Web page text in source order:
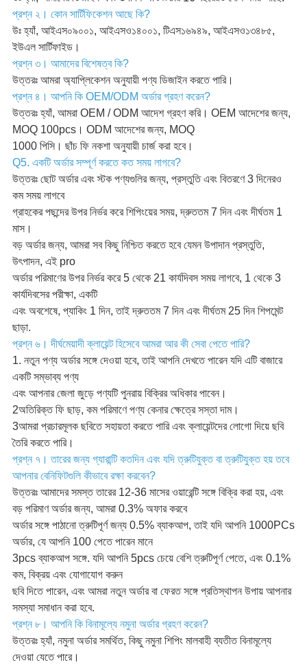
প্রশ্ন ২। কোন সার্টিফিকেশন আছে কি?
উঃ হ্যাঁ, আইএস০৯০০১, আইএসও১৪০০১, টিএস১৬৯৪৯, আইএসও১৩৪৮৫,
ইউএল সার্টিফাইড।
প্রশ্ন ৩। আমাদের বিশেষত্ব কি?
উত্তরঃ আমরা অ্যাপ্লিকেশন অনুযায়ী পণ্য ডিজাইন করতে পারি।
প্রশ্ন ৪। আপনি কি OEM/ODM অর্ডার গ্রহণ করেন?
উত্তরঃ হ্যাঁ, আমরা OEM / ODM আদেশ গ্রহণ করি। OEM আদেশের জন্য,
MOQ 100pcs। ODM আদেশের জন্য, MOQ
1000 পিসি। ছাঁচ ফি নকশা অনুযায়ী চার্জ করা হবে।
Q5. একটি অর্ডার সম্পূর্ণ করতে কত সময় লাগবে?
উত্তরঃ ছোট অর্ডার এবং স্টক পণ্যগুলির জন্য, প্রস্তুতি এবং বিতরণে 3 দিনেরও
কম সময় লাগবে
গ্রাহকের পছন্দের উপর নির্ভর করে শিপিংয়ের সময়, দ্রুততম 7 দিন এবং দীর্ঘতম 1
মাস।
বড় অর্ডার জন্য, আমরা সব কিছু নিশ্চিত করতে হবে যেমন উপাদান প্রস্তুতি,
উৎপাদন, এই pro
অর্ডার পরিমাণের উপর নির্ভর করে 5 থেকে 21 কার্যদিবস সময় লাগবে, 1 থেকে 3
কার্যদিবসের পরীক্ষা, একটি
এবং অবশেষে, প্যাকিং 1 দিন, তাই দ্রুততম 7 দিন এবং দীর্ঘতম 25 দিন শিপমেন্ট
ছাড়া.
প্রশ্ন ৬। দীর্ঘমেয়াদী ক্লায়েন্ট হিসেবে আমরা আর কী সেবা পেতে পারি?
1. নতুন পণ্য অর্ডার সঙ্গে দেওয়া হবে, তাই আপনি দেখতে পারেন যদি এটি বাজারে
একটি সম্ভাব্য পণ্য
এবং আপনার জেলা জুড়ে পণ্যটি পুনরায় বিক্রির অধিকার পাবেন।
2অতিরিক্ত ফি ছাড়, কম পরিমাণে পণ্য কেনার ক্ষেত্রে সস্তা দাম।
3আমরা প্রচারমূলক ছবিতে সহায়তা করতে পারি এবং ক্লায়েন্টদের লোগো দিয়ে ছবি
তৈরি করতে পারি।
প্রশ্ন ৭। তারের জন্য গ্যারান্টি কতদিন এবং যদি ত্রুটিযুক্ত বা ত্রুটিযুক্ত হয় তবে
আপনার বেনিফিটগুলি কীভাবে রক্ষা করবেন?
উত্তরঃ আমাদের সমস্ত তারের 12-36 মাসের ওয়ারেন্টি সঙ্গে বিক্রি করা হয়, এবং
বড় পরিমাণ অর্ডার জন্য, আমরা 0.3% অফার করবে
অর্ডার সঙ্গে পাঠানো ত্রুটিপূর্ণ জন্য 0.5% ব্যাকআপ, তাই যদি আপনি 1000PCs
অর্ডার, যে আপনি 100 পেতে পারেন মানে
3pcs ব্যাকআপ সঙ্গে. যদি আপনি 5pcs চেয়ে বেশি ত্রুটিপূর্ণ পেতে, এবং 0.1%
কম, বিক্রয় এবং যোগাযোগ করুন
ছবি দিতে পারেন, এবং আমরা নতুন অর্ডার বা ফেরত সঙ্গে প্রতিস্থাপন উপায় আপনার
সমস্যা সমাধান করা হবে.
প্রশ্ন ৮। আপনি কি বিনামূল্যে নমুনা অর্ডার গ্রহণ করেন?
উত্তরঃ হ্যাঁ, নমুনা অর্ডার সমর্থিত, কিছু নমুনা শিপিং মালবাহী ব্যতীত বিনামূল্যে
দেওয়া যেতে পারে।